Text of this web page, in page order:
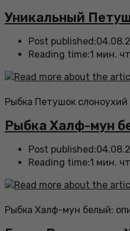
Уникальный
Post published:
Reading time:1 мин.
Рыбка Петушок
Рыбка Халф-мун
Post published:
Reading time:1 мин.
Рыбка Халф-мун белый: